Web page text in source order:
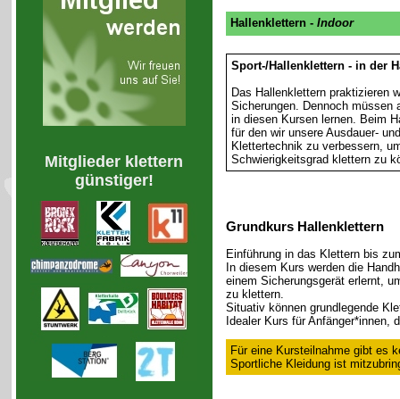
Mitglieder klettern
günstiger!
Hallenklettern - Indoor
Sport-/Hallenklettern - in der
Das Hallenklettern praktizieren
Sicherungen. Dennoch müssen
in diesen Kursen lernen. Beim
für den wir unsere Ausdauer-
Klettertechnik zu verbessern,
Schwierigkeitsgrad klettern zu
Grundkurs Hallenklettern
Einführung in das Klettern bis
In diesem Kurs werden die
einem Sicherungsgerät erlernt,
zu klettern.
Situativ können grundlegende
Idealer Kurs für Anfänger*innen,
Für eine Kursteilnahme gibt es
Sportliche Kleidung ist